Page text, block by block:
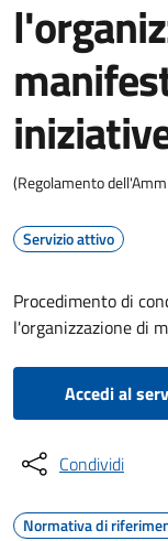
(Regolamento
Servizio attivo
Procedimento di
l'organizzazione di
Accedi al
Condividi
Normativa di